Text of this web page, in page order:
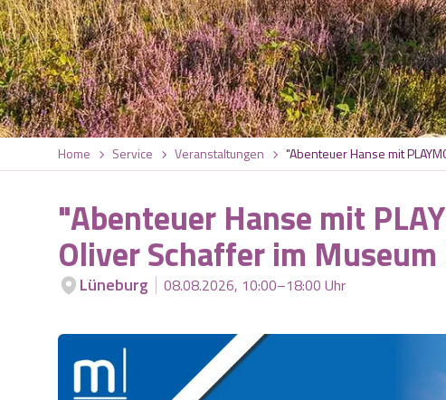
Home Service Veranstaltungen "Abenteuer Hanse mit
"Abenteuer Hanse mit
Oliver Schaffer im
Lüneburg 08.08.2026, 10:00–18:00 Uhr